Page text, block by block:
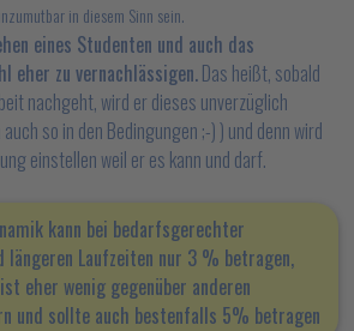
in diesem Sinn sein.
eines Studenten und auch das
eher zu vernachlässigen.Das heißt, sobald
nachgeht, wird er dieses unverzüglich
so in den Bedingungen ;-) ) und denn wird
einstellen weil er es kann und darf.
kann bei bedarfsgerechter
längeren Laufzeiten nur 3 % betragen,
eher wenig gegenüber anderen
und sollte auch bestenfalls 5% betragen